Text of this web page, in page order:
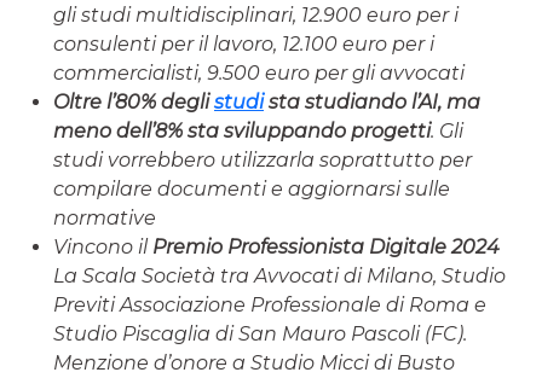
gli studi multidisciplinari, 12.900 euro per i
consulenti per il lavoro, 12.100 euro per i
commercialisti, 9.500 euro per gli avvocati
Oltre l’80% deglistudista studiando l’AI, ma
meno dell’8% sta sviluppando progetti. Gli
studi vorrebbero utilizzarla soprattutto per
compilare documenti e aggiornarsi sulle
normative
Vincono il Premio Professionista Digitale 2024
La Scala Società tra Avvocati di Milano, Studio
Previti Associazione Professionale di Roma e
Studio Piscaglia di San Mauro Pascoli (FC).
Menzione d’onore a Studio Micci di Busto